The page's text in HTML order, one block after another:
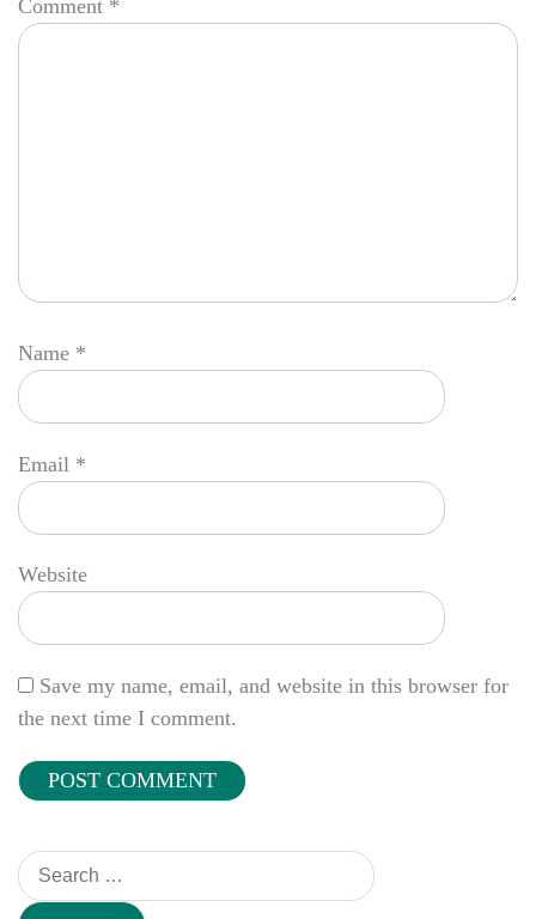
Comment *
Name *
Email *
Website
Save my name, email, and website in this browser for
the next time I comment.
Search
for: